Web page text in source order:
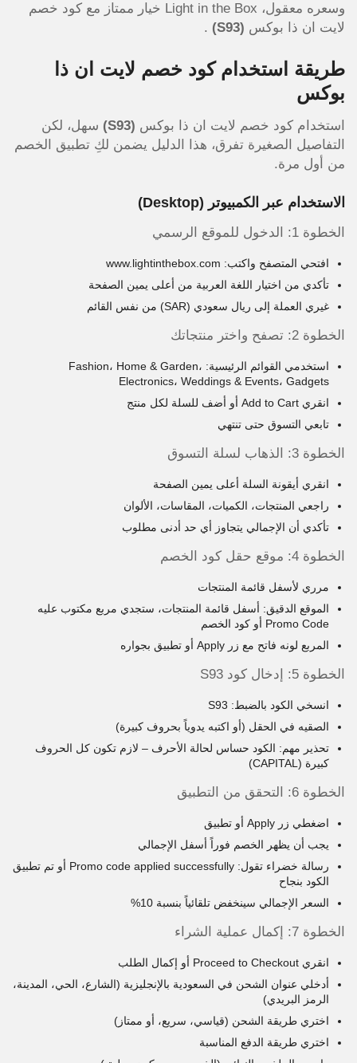
وسعره معقول، Light in the Box خيار ممتاز مع كود خصم
لايت ان ذا بوكس (S93)
.
طريقة استخدام كود خصم لايت ان ذا
بوكس
استخدام كود خصم لايت ان ذا بوكس (S93)
سهل، لكن
التفاصيل الصغيرة تفرق، هذا الدليل يضمن لكِ تطبيق الخصم
من أول مرة.
الاستخدام عبر الكمبيوتر (Desktop)
الخطوة 1: الدخول للموقع الرسمي
افتحي المتصفح واكتب: www.lightinthebox.com
تأكدي من اختيار اللغة العربية من أعلى يمين الصفحة
غيري العملة إلى ريال سعودي (SAR) من نفس القائم
الخطوة 2: تصفح واختر منتجاتك
استخدمي القوائم الرئيسية: Fashion، Home & Garden،
Electronics، Weddings & Events، Gadgets
انقري Add to Cart أو أضف للسلة لكل منتج
تابعي التسوق حتى تنتهي
الخطوة 3: الذهاب لسلة التسوق
انقري أيقونة السلة أعلى يمين الصفحة
راجعي المنتجات، الكميات، المقاسات، الألوان
تأكدي أن الإجمالي يتجاوز أي حد أدنى مطلوب
الخطوة 4: موقع حقل كود الخصم
مرري لأسفل قائمة المنتجات
الموقع الدقيق: أسفل قائمة المنتجات، ستجدي مربع مكتوب عليه
Promo Code أو كود الخصم
المربع لونه فاتح مع زر Apply أو تطبيق بجواره
الخطوة 5: إدخال كود S93
انسخي الكود بالضبط: S93
الصقيه في الحقل (أو اكتبه يدوياً بحروف كبيرة)
تحذير مهم: الكود حساس لحالة الأحرف – لازم تكون كل الحروف
كبيرة (CAPITAL)
الخطوة 6: التحقق من التطبيق
اضغطي زر Apply أو تطبيق
يجب أن يظهر الخصم فوراً أسفل الإجمالي
رسالة خضراء تقول: Promo code applied successfully أو تم تطبيق
الكود بنجاح
السعر الإجمالي سينخفض تلقائياً بنسبة 10%
الخطوة 7: إكمال عملية الشراء
انقري Proceed to Checkout أو إكمال الطلب
أدخلي عنوان الشحن في السعودية بالإنجليزية (الشارع، الحي، المدينة،
الرمز البريدي)
اختري طريقة الشحن (قياسي، سريع، أو ممتاز)
اختري طريقة الدفع المناسبة